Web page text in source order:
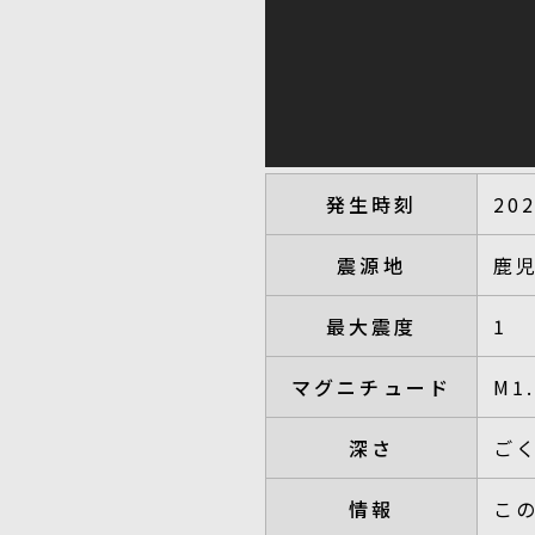
発生時刻
震源地 鹿
最大震度 1
マグニチュード
深さ ご
情報 こ